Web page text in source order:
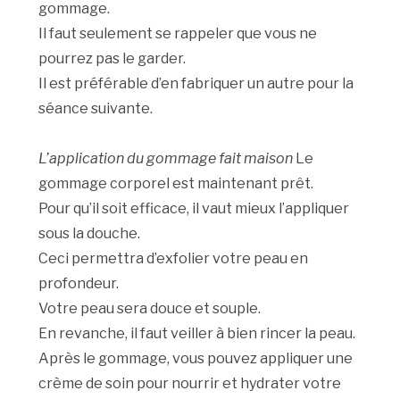
gommage.
Il faut seulement se rappeler que vous ne
pourrez pas le garder.
Il est préférable d’en fabriquer un autre pour la
séance suivante.
L’application du gommage fait maison Le
gommage corporel est maintenant prêt.
Pour qu’il soit efficace, il vaut mieux l’appliquer
sous la douche.
Ceci permettra d’exfolier votre peau en
profondeur.
Votre peau sera douce et souple.
En revanche, il faut veiller à bien rincer la peau.
Après le gommage, vous pouvez appliquer une
crème de soin pour nourrir et hydrater votre